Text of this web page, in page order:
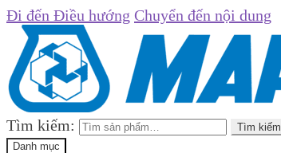
Đi đến Điều hướng Chuyển đến nội dung
Tìm kiếm:
Tìm kiếm
Danh mục